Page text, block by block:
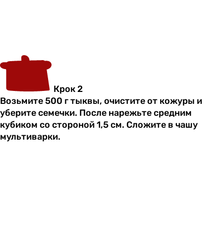
Крок 2
Возьмите 500 г тыквы, очистите от кожуры и
уберите семечки. После нарежьте средним
кубиком со стороной 1,5 см. Сложите в чашу
мультиварки.